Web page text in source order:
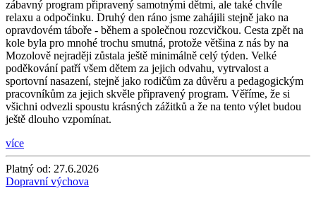
zábavný program připravený samotnými dětmi, ale také chvíle
relaxu a odpočinku. Druhý den ráno jsme zahájili stejně jako na
opravdovém táboře - během a společnou rozcvičkou. Cesta zpět na
kole byla pro mnohé trochu smutná, protože většina z nás by na
Mozolově nejraději zůstala ještě minimálně celý týden. Velké
poděkování patří všem dětem za jejich odvahu, vytrvalost a
sportovní nasazení, stejně jako rodičům za důvěru a pedagogickým
pracovníkům za jejich skvěle připravený program. Věříme, že si
všichni odvezli spoustu krásných zážitků a že na tento výlet budou
ještě dlouho vzpomínat.
více
Platný od: 27.6.2026
Dopravní výchova